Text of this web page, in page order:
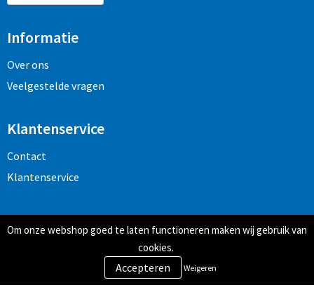
Informatie
Over ons
Veelgestelde vragen
Klantenservice
Contact
Klantenservice
Veilig winkelen
Privacy- en cookiebeleid
Om onze webshop goed te laten functioneren maken wij gebruik van
cookies.
Weigeren